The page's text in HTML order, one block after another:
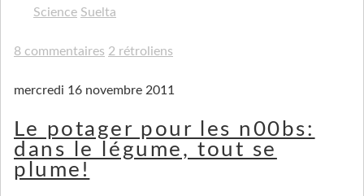
Science Suelta
8 commentaires 2 rétroliens
mercredi 16 novembre 2011
Le potager pour les n00bs:
dans le légume, tout se
plume!